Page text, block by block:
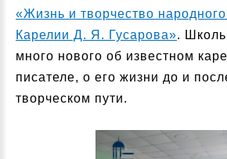
«Жизнь и творчество
Карелии Д. Я. Гусарова».
много нового об известном
писателе, о его жизни до и
творческом пути.